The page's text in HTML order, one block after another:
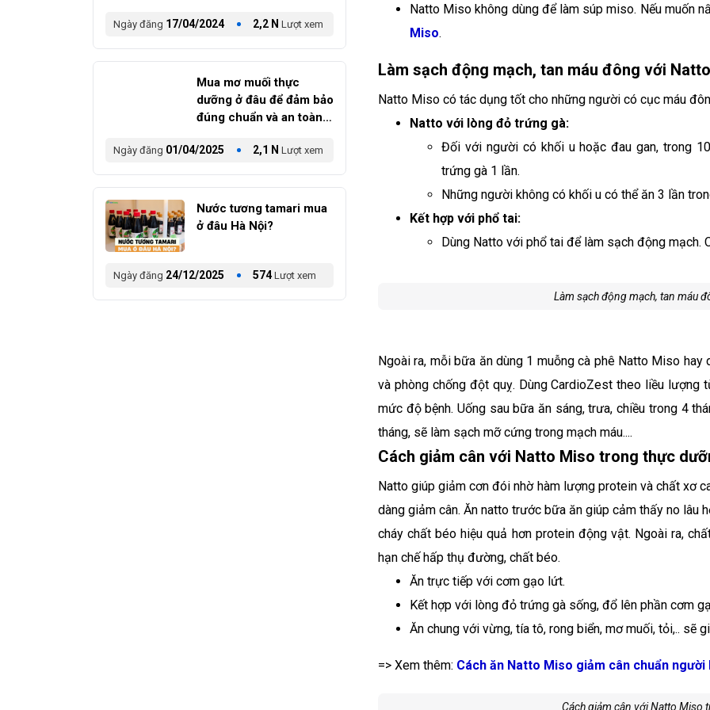
Natto Miso không dùng để làm súp miso. Nếu muốn
Miso.
Làm sạch động mạch, tan máu đông với
Natto Miso có tác dụng tốt cho những người có cục máu
Natto với lòng đỏ trứng gà:
Đối với người có khối u hoặc đau gan, trong
trứng gà 1 lần.
Những người không có khối u có thể ăn 3 lần
Kết hợp với phổ tai:
Dùng Natto với phổ tai để làm sạch động mạch.
Làm sạch động mạch, tan máu
Ngoài ra, mỗi bữa ăn dùng 1 muỗng cà phê Natto Miso hay
và phòng chống đột quỵ. Dùng CardioZest theo liều lượng
mức độ bệnh. Uống sau bữa ăn sáng, trưa, chiều trong 4
tháng, sẽ làm sạch mỡ cứng trong mạch máu....
Cách giảm cân với Natto Miso trong thực
Natto giúp giảm cơn đói nhờ hàm lượng protein và chất xơ
dàng giảm cân. Ăn natto trước bữa ăn giúp cảm thấy no lâu
cháy chất béo hiệu quả hơn protein động vật. Ngoài ra,
hạn chế hấp thụ đường, chất béo.
Ăn trực tiếp với cơm gạo lứt.
Kết hợp với lòng đỏ trứng gà sống, đổ lên phần cơm
Ăn chung với vừng, tía tô, rong biển, mơ muối, tỏi,.. sẽ
=> Xem thêm: Cách ăn Natto Miso giảm cân chuẩn người
Cách giảm cân với Natto Miso
Ngày đăng 17/04/2024 2,2 N Lượt xem
Mua mơ muối thực
dưỡng ở đâu để đảm bảo
đúng chuẩn và an toàn
Ngày đăng 01/04/2025 2,1 N Lượt xem
Nước tương tamari mua
ở đâu Hà Nội?
Ngày đăng 24/12/2025 574 Lượt xem